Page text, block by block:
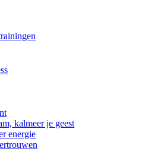
kalmeer je geest
energie